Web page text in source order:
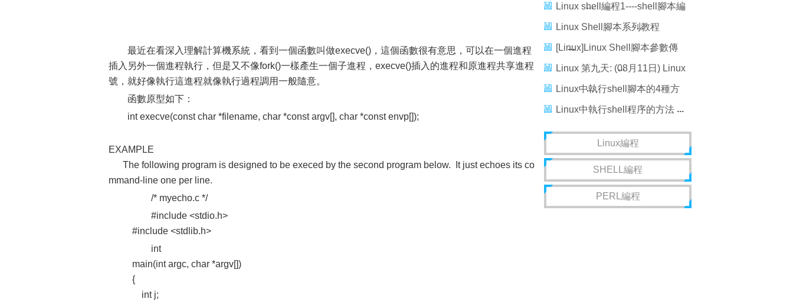
最近在看深入理解計算機系統，看到一個函數叫做execve()，這個函數很有意思，可以在一個進程
插入另外一個進程執行，但是又不像fork()一樣產生一個子進程，execve()插入的進程和原進程共享進程
號，就好像執行這進程就像執行過程調用一般隨意。
函數原型如下：
int execve(const char *filename, char *const argv[], char *const envp[]);
EXAMPLE
The following program is designed to be execed by the second program below. It just echoes its co
mmand-line one per line.
/* myecho.c */
#include <stdio.h>
#include <stdlib.h>
int
main(int argc, char *argv[])
{
int j;
Linux shell編程1----shell腳本編
程基礎
Linux Shell腳本系列教程
（一）：Shell入門
[Linux]Linux Shell腳本參數傳
遞
Linux 第九天: (08月11日) Linux
Shell腳本編程
Linux中執行shell腳本的4種方
法總結
Linux中執行shell程序的方法
Linux編程
SHELL編程
PERL編程